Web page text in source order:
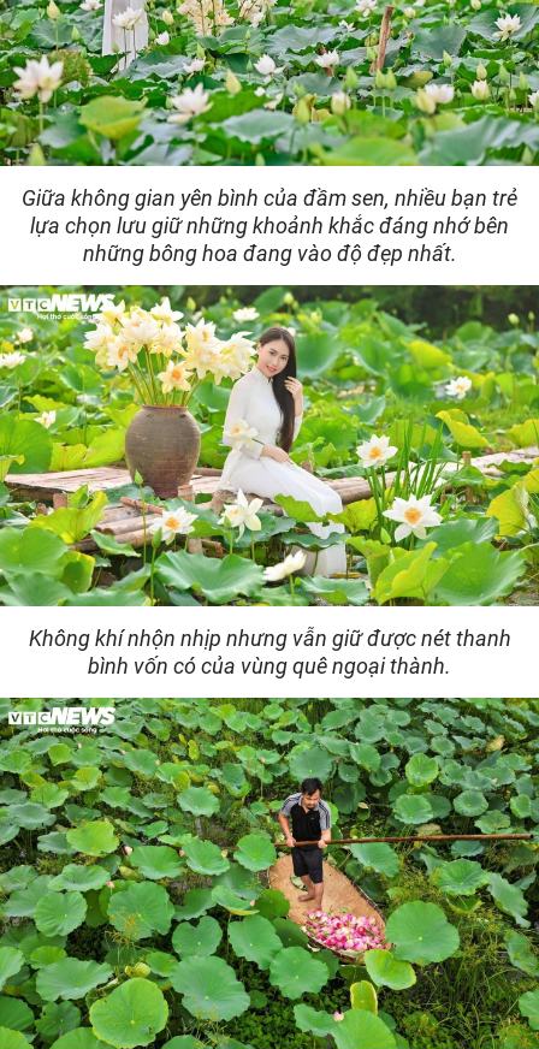
Giữa không gian yên bình của đầm sen, nhiều bạn trẻ
lựa chọn lưu giữ những khoảnh khắc đáng nhớ bên
những bông hoa đang vào độ đẹp nhất.
Không khí nhộn nhịp nhưng vẫn giữ được nét thanh
bình vốn có của vùng quê ngoại thành.